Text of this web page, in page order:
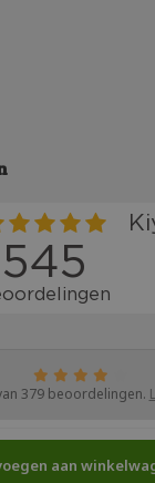
aan
379beoordelingen.
Lightspeed